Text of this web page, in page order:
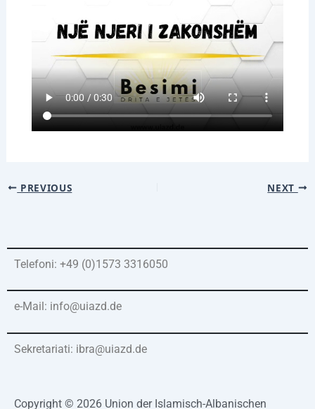
PREVIOUS NEXT
Telefoni: +49 (0)1573 3316050
e-Mail: info@uiazd.de
Sekretariati: ibra@uiazd.de
Copyright © 2026 Union der Islamisch-Albanischen